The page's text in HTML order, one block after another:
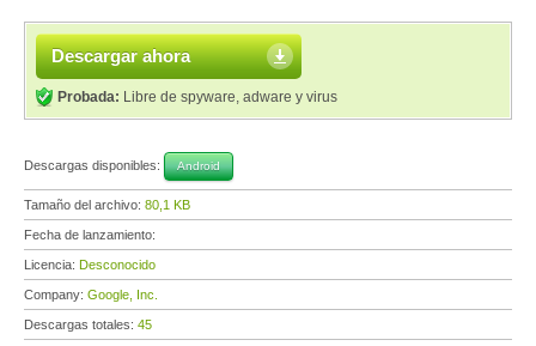
Descargar ahora
Probada: Libre de spyware, adware y virus
Descargas disponibles: Android
Tamaño del archivo: 80,1 KB
Fecha de lanzamiento:
Licencia: Desconocido
Company: Google, Inc.
Descargas totales: 45